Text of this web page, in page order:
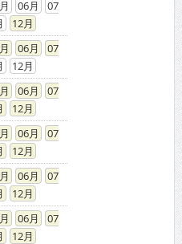
06
07
12
06
07
12
06
07
12
06
07
12
06
07
12
06
07
12